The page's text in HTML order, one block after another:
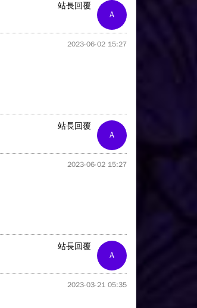
A
站長回覆
2023-06-02 15:27
A
站長回覆
2023-06-02 15:27
A
站長回覆
2023-03-21 05:35